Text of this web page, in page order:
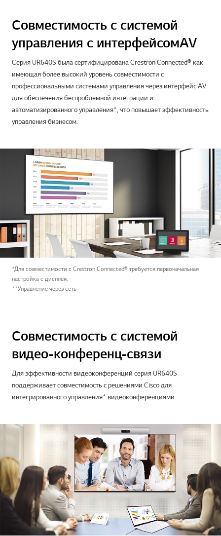
Совместимость с системой
управления с интерфейсом AV
Серия UR640S была сертифицирована Crestron Connected® как
имеющая более высокий уровень совместимости с
профессиональными системами управления через интерфейс AV
для обеспечения беспроблемной интеграции и
автоматизированного управления*, что повышает эффективность
управления бизнесом.
*Для совместимости с Crestron Connected® требуется первоначальная
настройка с дисплея.
**Управление через сеть
Совместимость с системой
видео-конференц-связи
Для эффективности видеоконференций серия UR640S
поддерживает совместимость с решениями Cisco для
интегрированного управления* видеоконференциями.